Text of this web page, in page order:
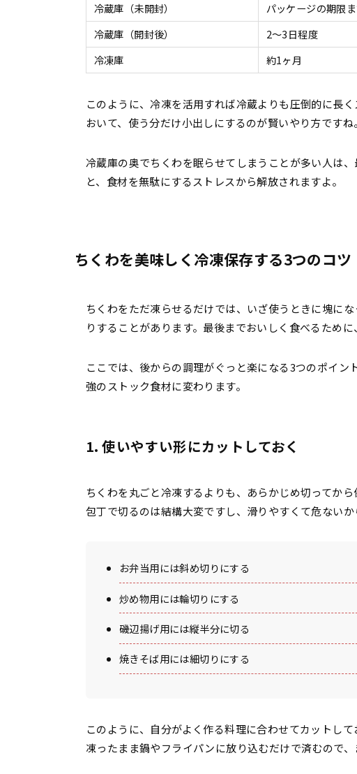
冷蔵庫（未開封）
パッケージの期限
冷蔵庫（開封後）
2〜3日程度
冷凍庫
約1ヶ月
このように、冷凍を活用すれば冷蔵よりも圧倒的に長
おいて、使う分だけ小出しにするのが賢いやり方ですね。
冷蔵庫の奥でちくわを眠らせてしまうことが多い人は
と、食材を無駄にするストレスから解放されますよ。
ちくわを美味しく冷凍保存する3つのコツ
ちくわをただ凍らせるだけでは、いざ使うときに塊に
りすることがあります。最後までおいしく食べるため
ここでは、後からの調理がぐっと楽になる3つのポイ
強のストック食材に変わります。
1. 使いやすい形にカットしておく
ちくわを丸ごと冷凍するよりも、あらかじめ切ってか
包丁で切るのは結構大変ですし、滑りやすくて危ないか
お弁当用には斜め切りにする
炒め物用には輪切りにする
磯辺揚げ用には縦半分に切る
焼きそば用には細切りにする
このように、自分がよく作る料理に合わせてカットし
凍ったまま鍋やフライパンに放り込むだけで済むので、